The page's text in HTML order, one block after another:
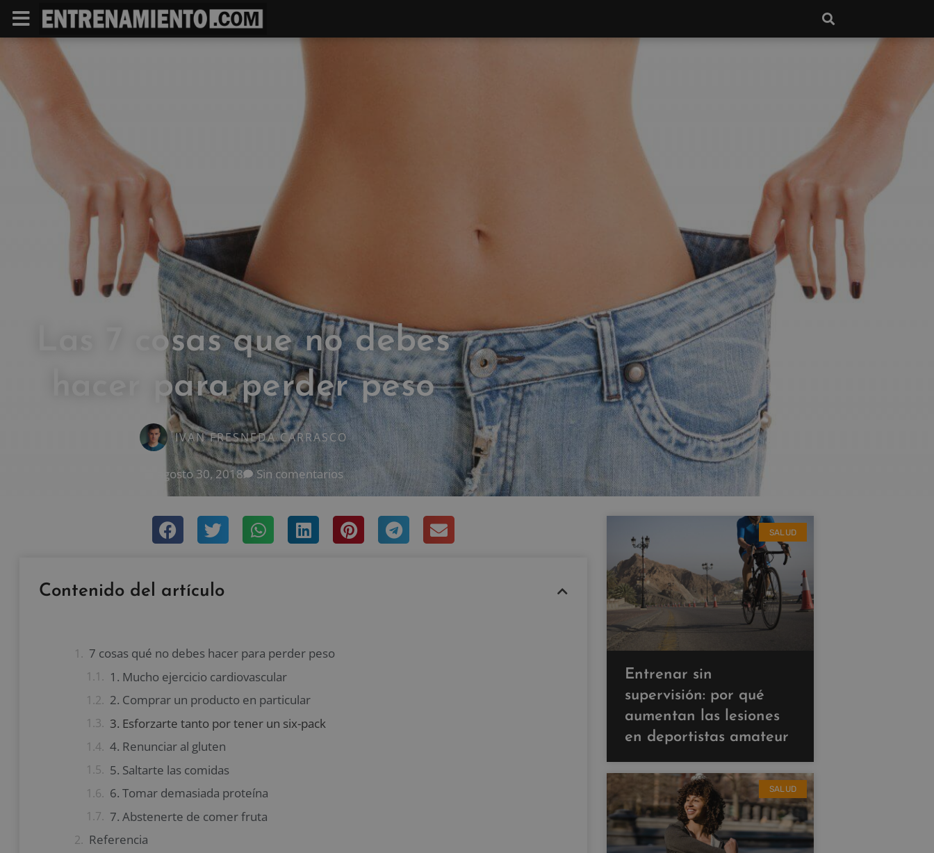
Las 7 cosas que no debes
hacer para perder peso
IVAN FRESNEDA CARRASCO
agosto 30, 2018 Sin comentarios
Contenido del artículo
7 cosas qué no debes hacer para perder peso
1. Mucho ejercicio cardiovascular
2. Comprar un producto en particular
3. Esforzarte tanto por tener un six-pack
4. Renunciar al gluten
5. Saltarte las comidas
6. Tomar demasiada proteína
7. Abstenerte de comer fruta
Referencia
SALUD
Entrenar sin
supervisión: por qué
aumentan las lesiones
en deportistas amateur
SALUD